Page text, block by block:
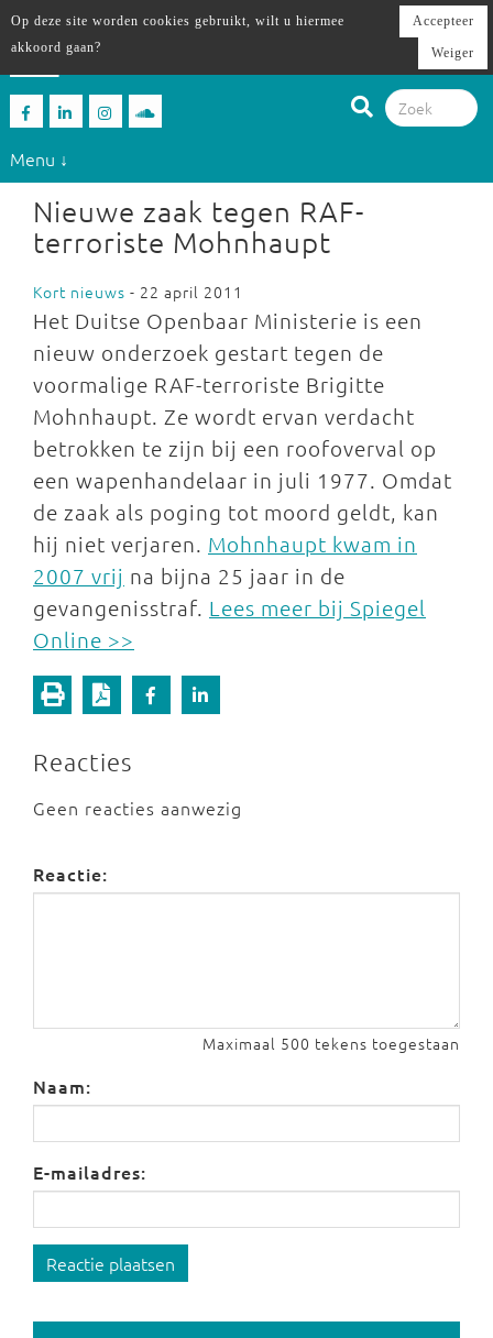
Menu ↓
Nieuwe zaak tegen RAF-
terroriste Mohnhaupt
Kort nieuws - 22 april 2011
Het Duitse Openbaar Ministerie is een
nieuw onderzoek gestart tegen de
voormalige RAF-terroriste Brigitte
Mohnhaupt. Ze wordt ervan verdacht
betrokken te zijn bij een roofoverval op
een wapenhandelaar in juli 1977. Omdat
de zaak als poging tot moord geldt, kan
hij niet verjaren. Mohnhaupt kwam in
2007 vrij na bijna 25 jaar in de
gevangenisstraf. Lees meer bij Spiegel
Online >>
Reacties
Geen reacties aanwezig
Reactie:
Maximaal 500 tekens toegestaan
Naam:
E-mailadres:
Reactie plaatsen
Op deze site worden cookies gebruikt, wilt u hiermee
akkoord gaan?
Accepteer
Weiger